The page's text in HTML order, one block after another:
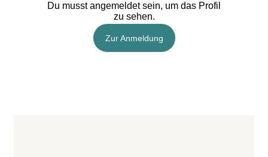
Du musst angemeldet sein, um das Profil
zu sehen.
Zur Anmeldung